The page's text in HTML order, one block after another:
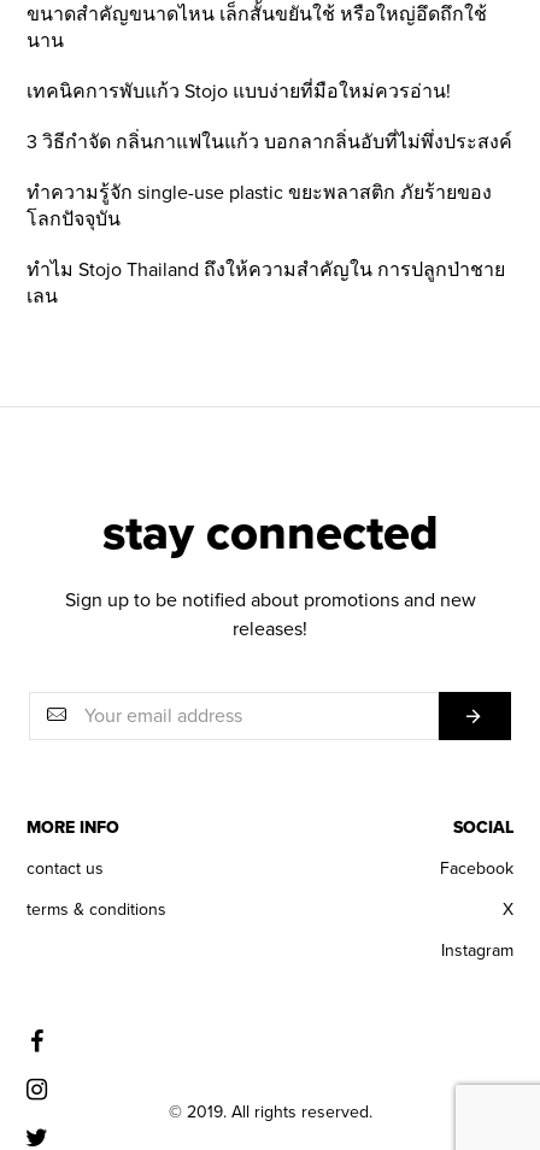
ขนาดสำคัญขนาดไหน เล็กสั้นขยันใช้ หรือใหญ่อึดถึกใช้
นาน
เทคนิคการพับแก้ว Stojo แบบง่ายที่มือใหม่ควรอ่าน!
3 วิธีกำจัด กลิ่นกาแฟในแก้ว บอกลากลิ่นอับที่ไม่พึ่งประสงค์
ทำความรู้จัก single-use plastic ขยะพลาสติก ภัยร้ายของ
โลกปัจจุบัน
ทำไม Stojo Thailand ถึงให้ความสำคัญใน การปลูกป่าชาย
เลน
stay connected
Sign up to be notified about promotions and new
releases!
MORE INFO
contact us
terms & conditions
SOCIAL
Facebook
X
Instagram
© 2019. All rights reserved.